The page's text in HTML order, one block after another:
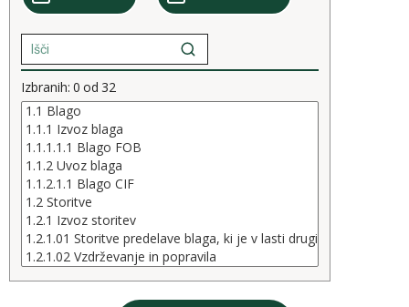
Izbranih: 0 od 32